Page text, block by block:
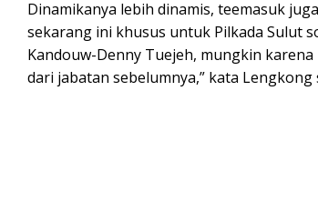
Dinamikanya lebih dinamis, teemasuk
sekarang ini khusus untuk Pilkada Sulut
Kandouw-Denny Tuejeh, mungkin
dari jabatan sebelumnya,” kata